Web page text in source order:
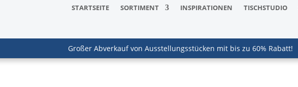
STARTSEITE SORTIMENT INSPIRATIONEN TISCHSTUDIO
Großer Abverkauf von Ausstellungsstücken mit bis zu 60% Rabatt!